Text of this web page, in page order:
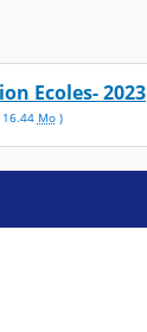
Ecoles- 2023
16.44 Mo)